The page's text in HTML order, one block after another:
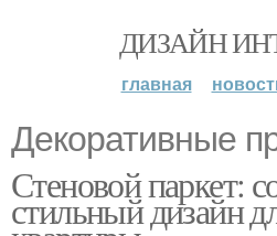
ДИЗАЙН
главная
Декоративные
Стеновой паркет:
стильный дизайн